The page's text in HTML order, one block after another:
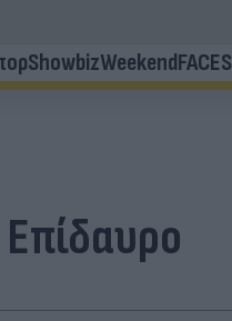
ShowbizWeekendFACES